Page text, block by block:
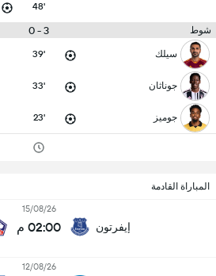
48'
شوط 3 - 0
سيلك 39'
جوناثان 33'
جوميز 23'
المباراة القادمة
إيفرتون
15/08/26
02:00 م
12/08/26